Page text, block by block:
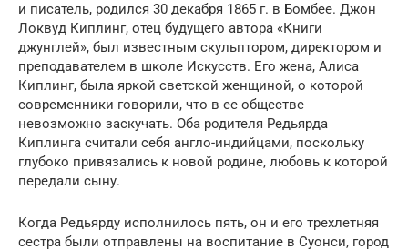
и писатель, родился 30 декабря 1865 г. в Бомбее. Джон
Локвуд Киплинг, отец будущего автора «Книги
джунглей», был известным скульптором, директором и
преподавателем в школе Искусств. Его жена, Алиса
Киплинг, была яркой светской женщиной, о которой
современники говорили, что в ее обществе
невозможно заскучать. Оба родителя Редьярда
Киплинга считали себя англо-индийцами, поскольку
глубоко привязались к новой родине, любовь к которой
передали сыну.
Когда Редьярду исполнилось пять, он и его трехлетняя
сестра были отправлены на воспитание в Суонси, город